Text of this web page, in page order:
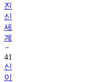
진
신
세
계
41
신
이